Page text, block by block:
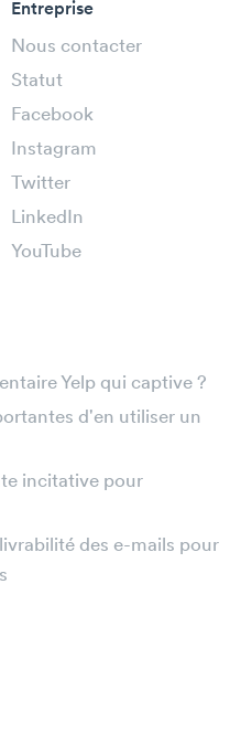
Entreprise
Nous contacter
Statut
Facebook
Instagram
Twitter
LinkedIn
YouTube
Yelp qui captive ?
d'en utiliser un
incitative pour
des e-mails pour